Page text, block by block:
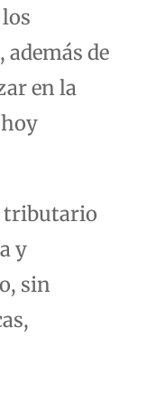
de
en la
tributario
y
sin